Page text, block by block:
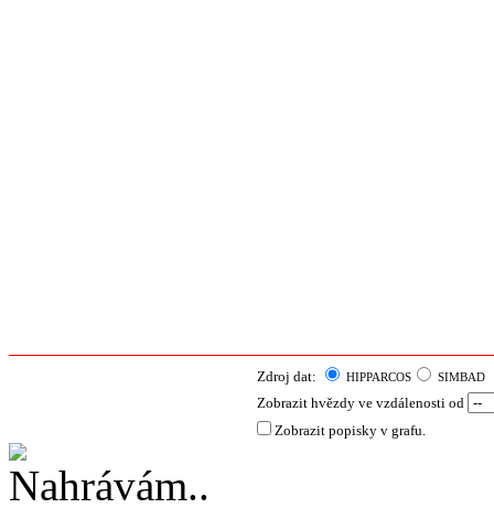
Zdroj dat: HIPPARCOS SIMBAD
Zobrazit hvězdy ve vzdálenosti od
Zobrazit popisky v grafu.